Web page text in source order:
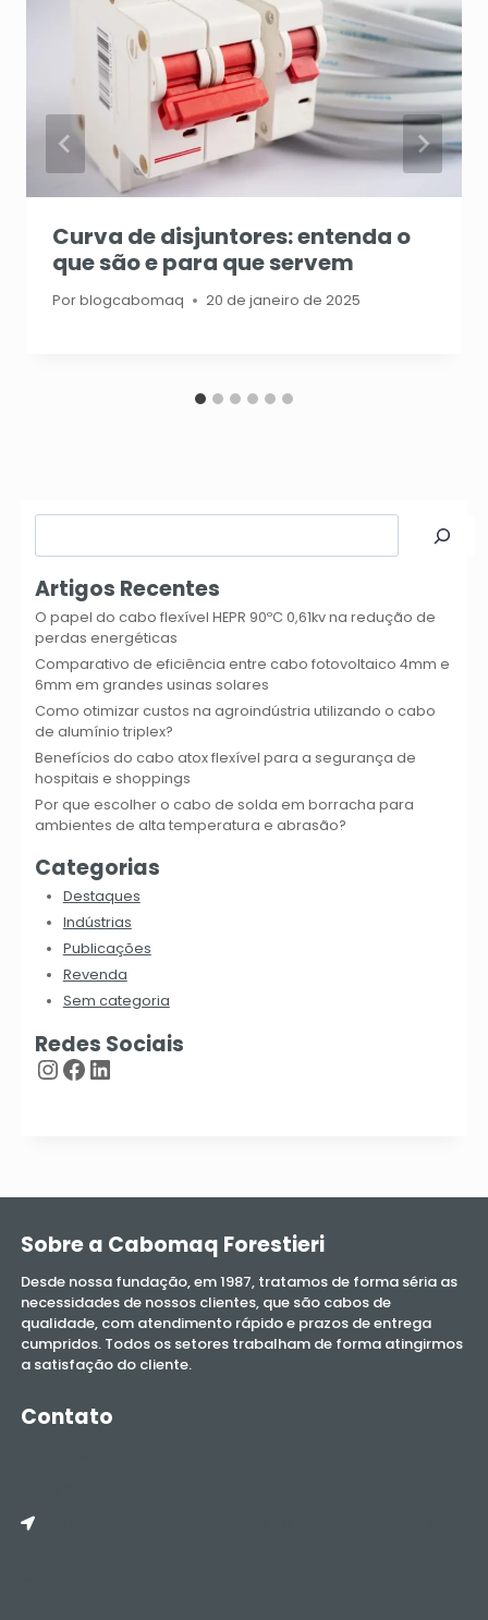
Curva de disjuntores: entenda o
que são e para que servem
Porblogcabomaq 20 de janeiro de 2025
Artigos Recentes
O papel do cabo flexível HEPR 90ºC 0,61kv na redução de
perdas energéticas
Comparativo de eficiência entre cabo fotovoltaico 4mm e
6mm em grandes usinas solares
Como otimizar custos na agroindústria utilizando o cabo
de alumínio triplex?
Benefícios do cabo atox flexível para a segurança de
hospitais e shoppings
Por que escolher o cabo de solda em borracha para
ambientes de alta temperatura e abrasão?
Categorias
Destaques
Indústrias
Publicações
Revenda
Sem categoria
Redes Sociais
Instagram
Facebook
LinkedIn
Sobre a Cabomaq Forestieri
Desde nossa fundação, em 1987, tratamos de forma séria as
necessidades de nossos clientes, que são cabos de
qualidade, com atendimento rápido e prazos de entrega
cumpridos. Todos os setores trabalham de forma atingirmos
a satisfação do cliente.
Contato